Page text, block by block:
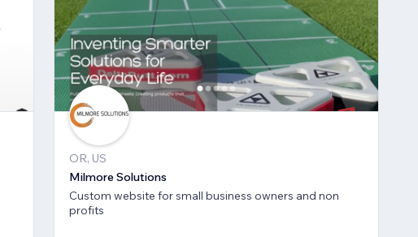
OR, US
Milmore Solutions
Custom website for small business owners and non
profits